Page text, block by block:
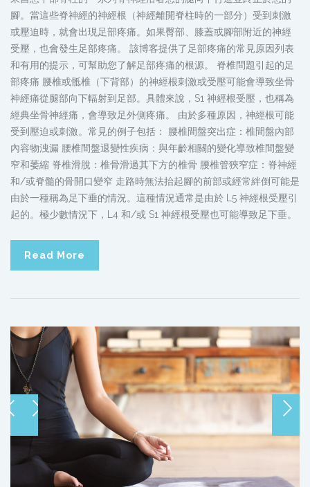
腳。當這些脊神經的神經根（神經離開脊柱時的一部分）受到刺激
或壓迫時，就會出現足部疼痛。如果臀部、膝蓋或腳部附近的神經
受壓，也會發生足部疼痛。 該博客提供了足部疼痛的常見原因列表
和有用的提示，可幫助您了解足部疼痛的根源。 脊椎問題引起的足
部疼痛 腰椎或骶椎（下背部）的神經根刺激或受壓可能會導致坐骨
神經痛從腿部向下輻射到足部。具體來說，S1 神經根受壓，也稱為
經典坐骨神經痛，會導致足外側疼痛。 由於多種原因，神經根可能
受到壓迫或刺激。常見的例子包括： 腰椎間盤突出症：椎間盤內部
內容物洩漏 腰椎間盤退變性疾病：與年齡相關的變化導致椎間盤變
窄和萎縮 脊椎滑脫：椎骨滑過其下方的椎骨 腰椎管狹窄症：脊神經
和/或脊髓的骨開口變窄 走路時無法抬起腳的前部或經常絆倒可能是
由於一種稱為足下垂的情況。這種情況通常是由於 L5 神經根受壓引
起的。極少數情況下，L4 和/或 S1 神經根受壓也可能導致足下垂。
Read More